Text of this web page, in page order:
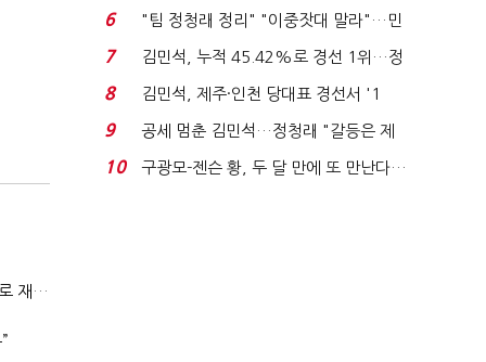
전쟁에 원유 공급망 흔들리자…K-정유, 에너지안보 핵심으로 재부상
'1위 탈환'(종합)...
6
"팀 정청래 정리" "이중잣대 말라"…민
주 최고위원 계파 다...
7
김민석, 누적 45.42%로 경선 1위…정
청래와 격차 0.86%p(...
8
김민석, 제주·인천 당대표 경선서 '1
위'(1보)...
9
공세 멈춘 김민석…정청래 "갈등은 제
가 수습"
10
구광모-젠슨 황, 두 달 만에 또 만난다…